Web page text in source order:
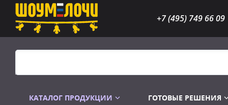
+7 (495) 749 66 09
КАТАЛОГ ПРОДУКЦИИ ГОТОВЫЕ РЕШЕНИЯ